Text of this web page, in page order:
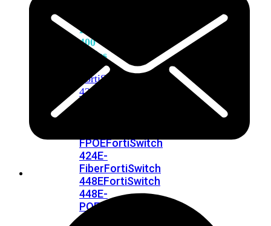
FortiSwitch
400
Series
FortiSwitch
424E
FPOEFortiSwitch
424E-
FiberFortiSwitch
448EFortiSwitch
448E-
POEFortiSwitch
448E-